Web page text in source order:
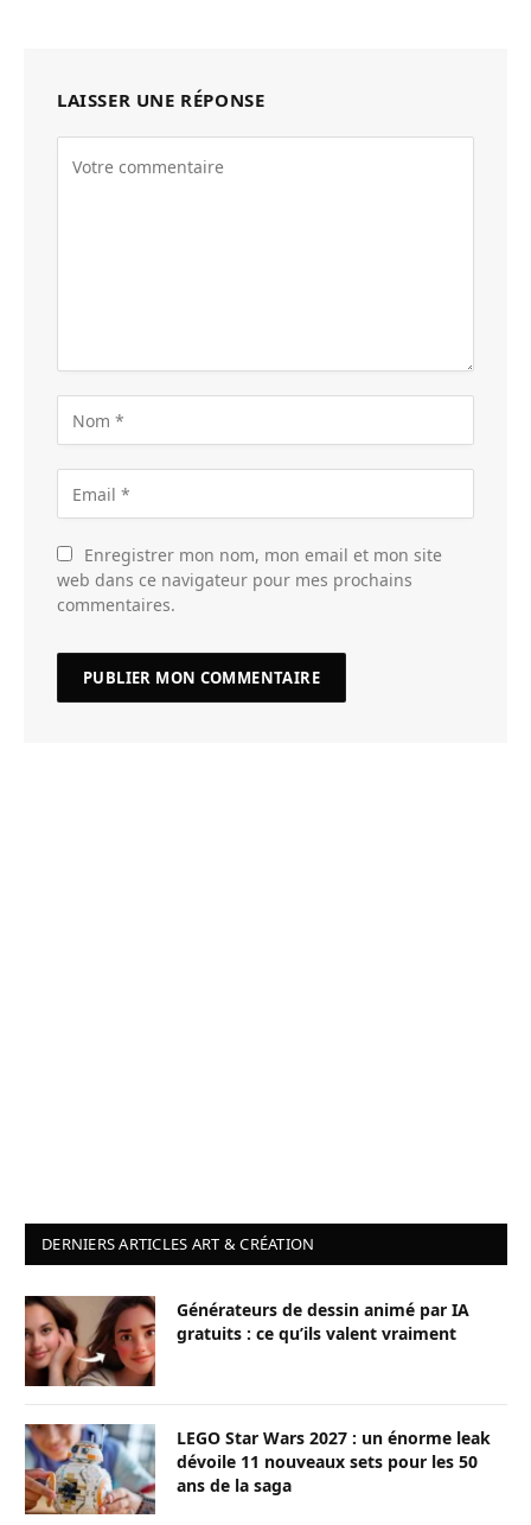
LAISSER UNE RÉPONSE
Enregistrer mon nom, mon email et mon site
web dans ce navigateur pour mes prochains
commentaires.
DERNIERS ARTICLES ART & CRÉATION
Générateurs de dessin animé par IA
gratuits : ce qu’ils valent vraiment
LEGO Star Wars 2027 : un énorme leak
dévoile 11 nouveaux sets pour les 50
ans de la saga